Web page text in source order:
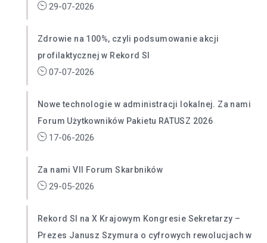
29-07-2026
Zdrowie na 100%, czyli podsumowanie akcji
profilaktycznej w Rekord SI
07-07-2026
Nowe technologie w administracji lokalnej. Za nami
Forum Użytkowników Pakietu RATUSZ 2026
17-06-2026
Za nami VII Forum Skarbników
29-05-2026
Rekord SI na X Krajowym Kongresie Sekretarzy –
Prezes Janusz Szymura o cyfrowych rewolucjach w